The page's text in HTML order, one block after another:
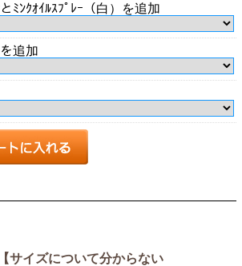
とﾐﾝｸｵｲﾙｽﾌﾟﾚｰ（白）を追加
追加
【サイズについて分からない